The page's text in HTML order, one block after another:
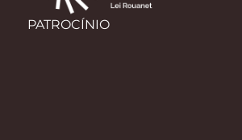
PATROCÍNIO